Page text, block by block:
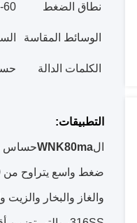
نطاق الضغط 0-60
الوسائط المقاسة
الكلمات الدالة
التطبيقات:
الWNK80maحساس